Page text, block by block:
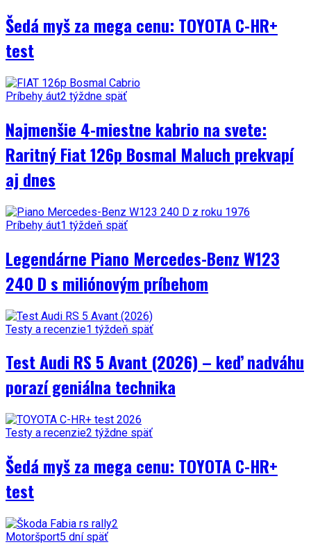
Šedá myš za mega cenu: TOYOTA C-HR+
test
Príbehy áut2 týždne späť
Najmenšie 4-miestne kabrio na svete:
Raritný Fiat 126p Bosmal Maluch prekvapí
aj dnes
Príbehy áut1 týždeň späť
Legendárne Piano Mercedes-Benz W123
240 D s miliónovým príbehom
Testy a recenzie1 týždeň späť
Test Audi RS 5 Avant (2026) – keď nadváhu
porazí geniálna technika
Testy a recenzie2 týždne späť
Šedá myš za mega cenu: TOYOTA C-HR+
test
Motoršport5 dní späť